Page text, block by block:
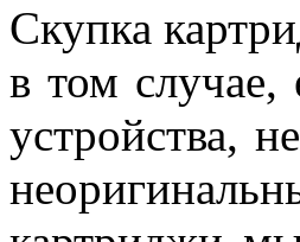
Скупка
в том случае,
устройства,